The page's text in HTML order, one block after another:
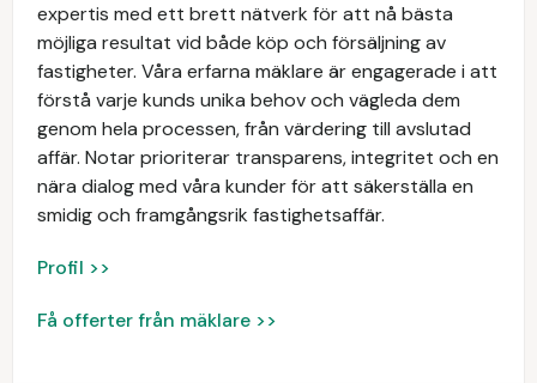
expertis med ett brett nätverk för att nå bästa
möjliga resultat vid både köp och försäljning av
fastigheter. Våra erfarna mäklare är engagerade i att
förstå varje kunds unika behov och vägleda dem
genom hela processen, från värdering till avslutad
affär. Notar prioriterar transparens, integritet och en
nära dialog med våra kunder för att säkerställa en
smidig och framgångsrik fastighetsaffär.
Profil >>
Få offerter från mäklare >>